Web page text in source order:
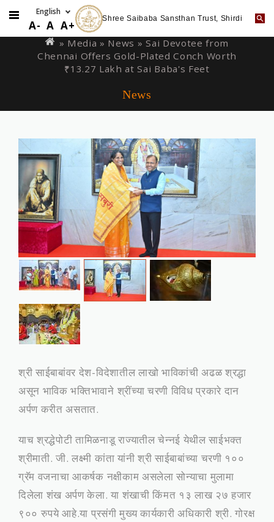
to
A- A A+ Shree Saibaba Sansthan Trust, Shirdi
are
» Media » News » Sai Devotee from
Chennai Offers Gold-Plated Conch Worth
₹13.27 Lakh at Sai Baba's Feet
News
श्री साईबाबांवर देश-विदेशातील लाखो भाविकांची अढळ श्रद्धा
असून भाविक भक्तिभावाने श्रींच्या चरणी विविध प्रकारे दान
अर्पण करीत असतात.
याच श्रद्धेपोटी तामिळनाडू राज्यातील चेन्नई येथील साईभक्त
श्रीमाती. जी. लक्ष्मी कांता यांनी श्री साईबाबांच्या चरणी १००
ग्रॅम वजनाचा आकर्षक नक्षीकाम असलेला सोन्याचा मुलामा
दिलेला शंख अर्पण केला. या शंखाची किंमत १३ लाख २७ हजार
९०० रुपये आहे.या प्रसंगी मुख्य कार्यकारी अधिकारी श्री. गोरक्ष